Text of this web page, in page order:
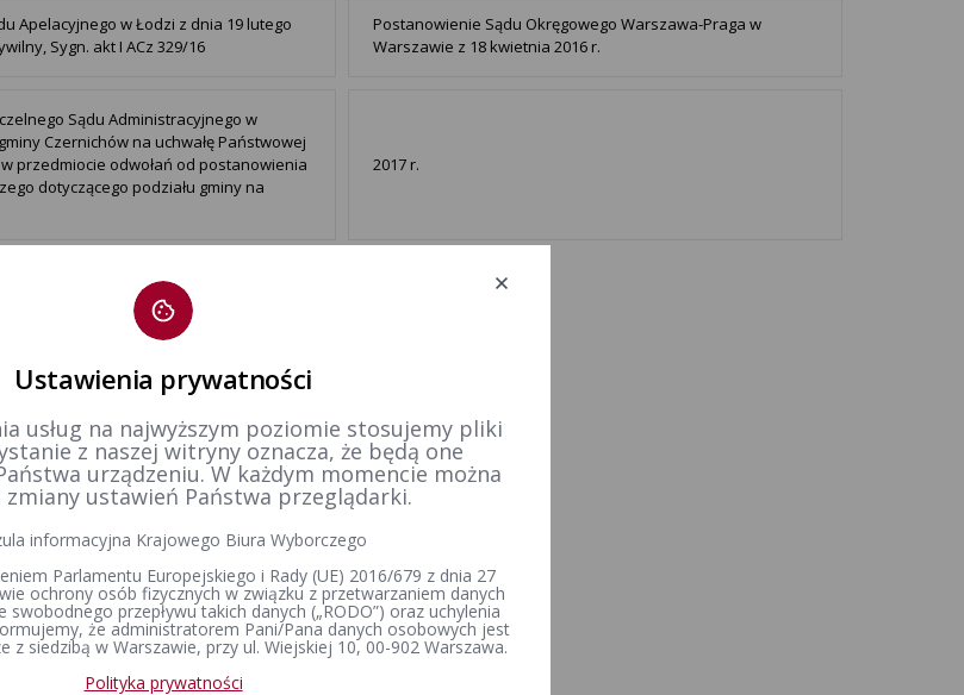
Apelacyjnego w Łodzi z dnia 19 lutego
Sygn. akt I ACz 329/16
Postanowienie Sądu Okręgowego Warszawa-Praga w
Warszawie z 18 kwietnia 2016 r.
Sądu Administracyjnego w
Czernichów na uchwałę Państwowej
przedmiocie odwołań od postanowienia
dotyczącego podziału gminy na
2017 r.
Ustawienia prywatności
usług na najwyższym poziomie stosujemy pliki
z naszej witryny oznacza, że będą one
urządzeniu. W każdym momencie można
zmiany ustawień Państwa przeglądarki.
informacyjna Krajowego Biura Wyborczego
Parlamentu Europejskiego i Rady (UE) 2016/679 z dnia 27
ochrony osób fizycznych w związku z przetwarzaniem danych
przepływu takich danych („RODO”) oraz uchylenia
że administratorem Pani/Pana danych osobowych jest
z siedzibą w Warszawie, przy ul. Wiejskiej 10, 00-902 Warszawa.
Polityka prywatności